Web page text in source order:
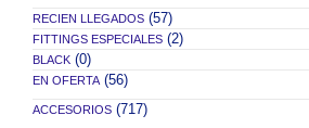
RECIEN LLEGADOS (57)
FITTINGS ESPECIALES (2)
BLACK (0)
EN OFERTA (56)
ACCESORIOS (717)